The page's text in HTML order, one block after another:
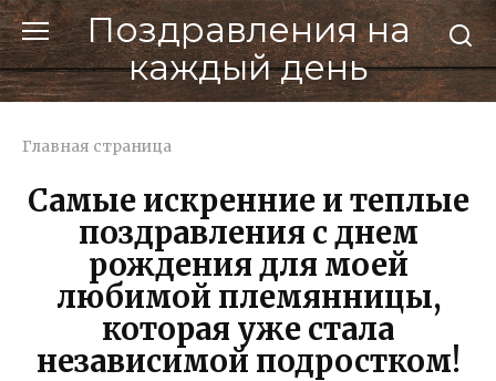
Перейти
к
контенту
Поздравления на
каждый день
Главная страница
Самые искренние и теплые
поздравления с днем
рождения для моей
любимой племянницы,
которая уже стала
независимой подростком!